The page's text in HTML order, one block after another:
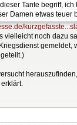
Tante begriff,
Damen etwas teuer
vielleicht noch dazu